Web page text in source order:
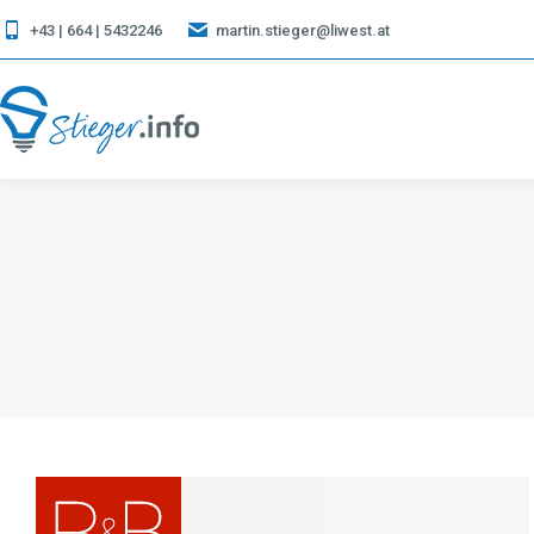
+43 | 664 | 5432246 martin.stieger@liwest.at